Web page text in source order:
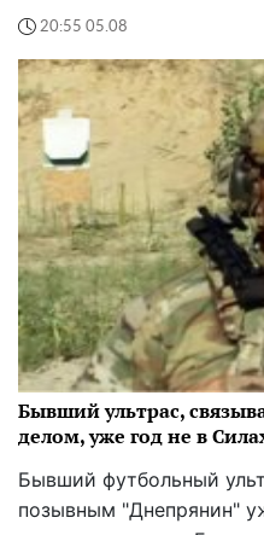
20:55 05.08
Бывший ультрас,
делом, уже год не в
Бывший футбольный
позывным "Днепрянин"